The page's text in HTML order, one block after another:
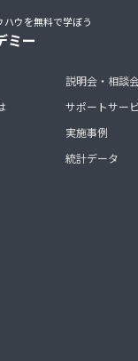
ウを無料で学ぼう
ミー
説明会・相談
サポートサー
実施事例
統計データ